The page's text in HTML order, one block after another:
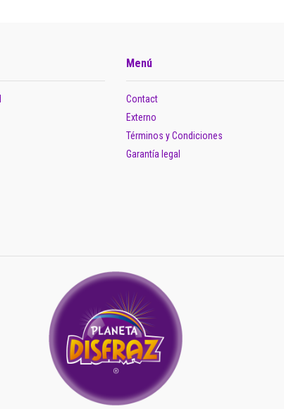
Menú
Contact
Externo
Términos y Condiciones
Garantía legal